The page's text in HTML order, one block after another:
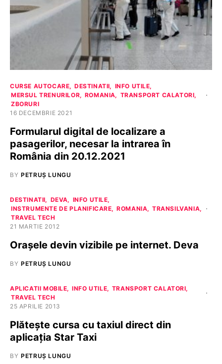
CURSE AUTOCARE DESTINATII
INFO UTILE
MERSUL TRENURILOR
ROMANIA
TRANSPORT CALATORI
ZBORURI
16 DECEMBRIE 2021
Formularul digital de localizare a
pasagerilor, necesar la intrarea în
România din 20.12.2021
BY PETRUȘ LUNGU
DESTINATII DEVA
INFO UTILE
INSTRUMENTE DE PLANIFICARE
ROMANIA
TRANSILVANIA
TRAVEL TECH
21 MARTIE 2012
Oraşele devin vizibile pe internet. Deva
BY PETRUȘ LUNGU
APLICATII MOBILE INFO UTILE
TRANSPORT CALATORI
TRAVEL TECH
25 APRILIE 2013
Plătește cursa cu taxiul direct din
aplicația Star Taxi
BY PETRUȘ LUNGU